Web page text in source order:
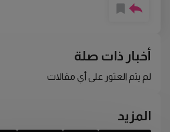
أخبار ذات صلة
لم يتم العثور على أي مقالات
المزيد